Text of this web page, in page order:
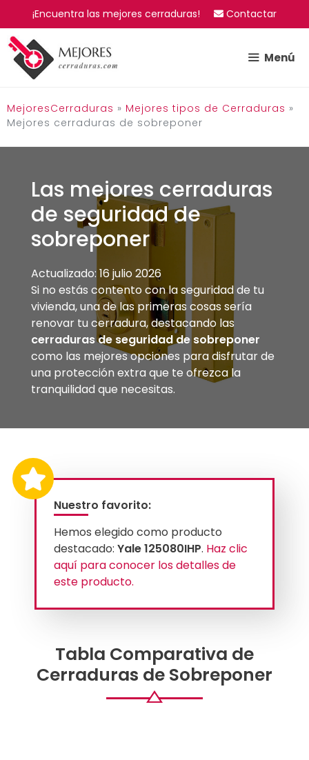
al
contenido
¡Encuentra las mejores cerraduras! Contactar
Menú
MejoresCerraduras » Mejores tipos de Cerraduras »
Mejores cerraduras de sobreponer
Las mejores cerraduras
de seguridad de
sobreponer
Actualizado: 16 julio 2026
Si no estás contento con la seguridad de tu
vivienda, una de las primeras cosas sería
renovar tu cerradura, destacando las
cerraduras de seguridad de sobreponer
como las mejores opciones para disfrutar de
una protección extra que te ofrezca la
tranquilidad que necesitas.
Nuestro favorito:
Hemos elegido como producto
destacado: Yale 125080IHP. Haz clic
aquí para conocer los detalles de
este producto.
Tabla Comparativa de
Cerraduras de Sobreponer